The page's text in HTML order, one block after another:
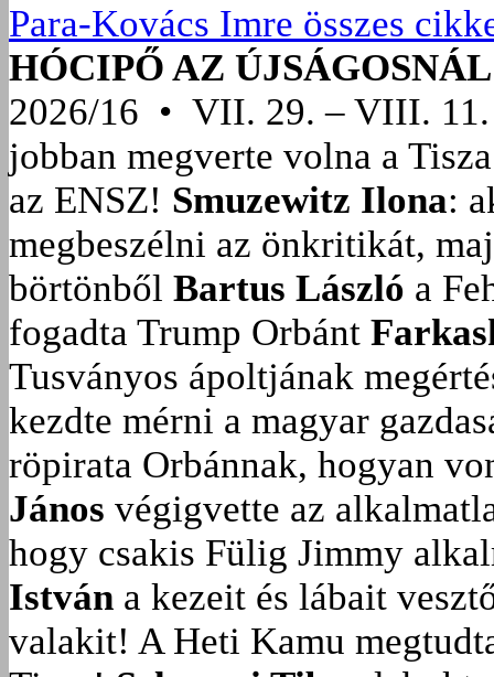
Para-Kovács Imre összes
HÓCIPŐ AZ ÚJSÁGOSNÁL
2026/16 • VII. 29. – VIII. 11.
jobban megverte volna a
az ENSZ! Smuzewitz Ilona:
megbeszélni az önkritikát,
börtönből Bartus László a
fogadta Trump Orbánt
Tusványos ápoltjának
kezdte mérni a magyar
röpirata Orbánnak, hogyan
János végigvette az
hogy csakis Fülig Jimmy
István a kezeit és lábait
valakit! A Heti Kamu